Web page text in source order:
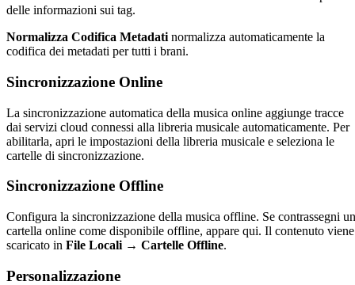
delle informazioni sui tag.
Normalizza Codifica Metadati normalizza automaticamente la
codifica dei metadati per tutti i brani.
Sincronizzazione Online
La sincronizzazione automatica della musica online aggiunge tracce
dai servizi cloud connessi alla libreria musicale automaticamente. Per
abilitarla, apri le impostazioni della libreria musicale e seleziona le
cartelle di sincronizzazione.
Sincronizzazione Offline
Configura la sincronizzazione della musica offline. Se contrassegni
cartella online come disponibile offline, appare qui. Il contenuto viene
scaricato in File Locali → Cartelle Offline.
Personalizzazione